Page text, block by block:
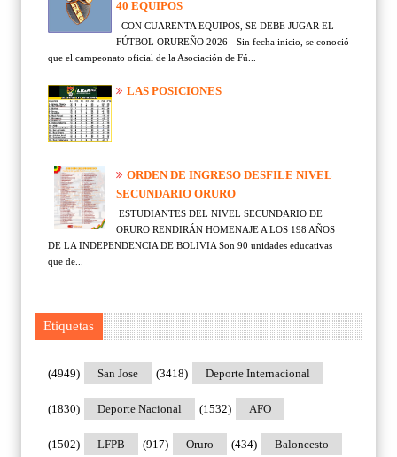
40 EQUIPOS
CON CUARENTA EQUIPOS, SE DEBE JUGAR EL
FÚTBOL ORUREÑO 2026 - Sin fecha inicio, se conoció
que el campeonato oficial de la Asociación de Fú...
LAS POSICIONES
ORDEN DE INGRESO DESFILE NIVEL
SECUNDARIO ORURO
ESTUDIANTES DEL NIVEL SECUNDARIO DE
ORURO RENDIRÁN HOMENAJE A LOS 198 AÑOS
DE LA INDEPENDENCIA DE BOLIVIA Son 90 unidades educativas
que de...
Etiquetas
San Jose
(4949) Deporte Internacional
(3418)
Deporte Nacional
(1830) AFO
(1532)
LFPB
(1502) Oruro
(917) Baloncesto
(434)